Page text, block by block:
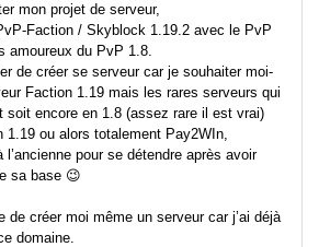
mon projet de serveur,
PvP-Faction / Skyblock 1.19.2 avec le PvP
amoureux du PvP 1.8.
de créer se serveur car je souhaiter moi-
Faction 1.19 mais les rares serveurs qui
soit encore en 1.8 (assez rare il est vrai)
1.19 ou alors totalement Pay2WIn,
pour se détendre après avoir
sa base 😉
de créer moi même un serveur car j’ai déjà
domaine.